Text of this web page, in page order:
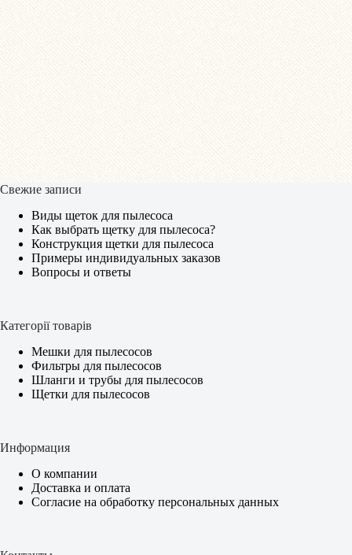
Свежие записи
Виды щеток для пылесоса
Как выбрать щетку для пылесоса?
Конструкция щетки для пылесоса
Примеры индивидуальных заказов
Вопросы и ответы
Категорії товарів
Мешки для пылесосов
Фильтры для пылесосов
Шланги и трубы для пылесосов
Щетки для пылесосов
Информация
О компании
Доставка и оплата
Согласие на обработку персональных данных